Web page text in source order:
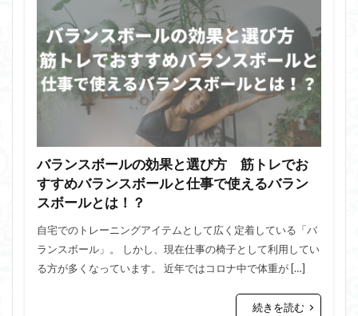
バランスボールの効果と選び方 筋トレでお
すすめバランスボールと仕事で使えるバラン
スボールとは！？
自宅でのトレーニングアイテムとして広く定着している「バ
ランスボール」。 しかし、現在仕事の椅子として利用してい
る方が多くなっています。 近年ではコロナ中で体重が […]
続きを読む